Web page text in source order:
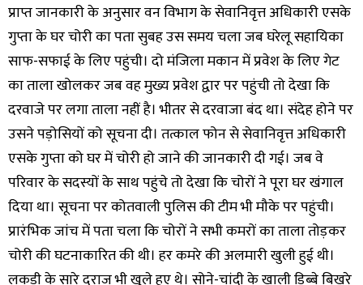
प्राप्त जानकारी के अनुसार वन विभाग के सेवानिवृत्त अधिकारी एसके
गुप्ता के घर चोरी का पता सुबह उस समय चला जब घरेलू सहायिका
साफ-सफाई के लिए पहुंची। दो मंजिला मकान में प्रवेश के लिए गेट
का ताला खोलकर जब वह मुख्य प्रवेश द्वार पर पहुंची तो देखा कि
दरवाजे पर लगा ताला नहीं है। भीतर से दरवाजा बंद था। संदेह होने पर
उसने पड़ोसियों को सूचना दी। तत्काल फोन से सेवानिवृत्त अधिकारी
एसके गुप्ता को घर में चोरी हो जाने की जानकारी दी गई। जब वे
परिवार के सदस्यों के साथ पहुंचे तो देखा कि चोरों ने पूरा घर खंगाल
दिया था। सूचना पर कोतवाली पुलिस की टीम भी मौके पर पहुंची।
प्रारंभिक जांच में पता चला कि चोरों ने सभी कमरों का ताला तोड़कर
चोरी की घटनाकारित की थी। हर कमरे की अलमारी खुली हुई थी।